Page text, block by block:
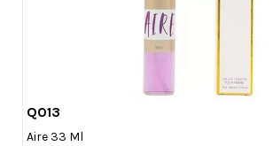
Q013
Aire 33 Ml